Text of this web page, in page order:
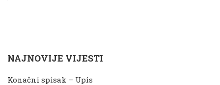
NAJNOVIJE VIJESTI
Konačni spisak – Upis